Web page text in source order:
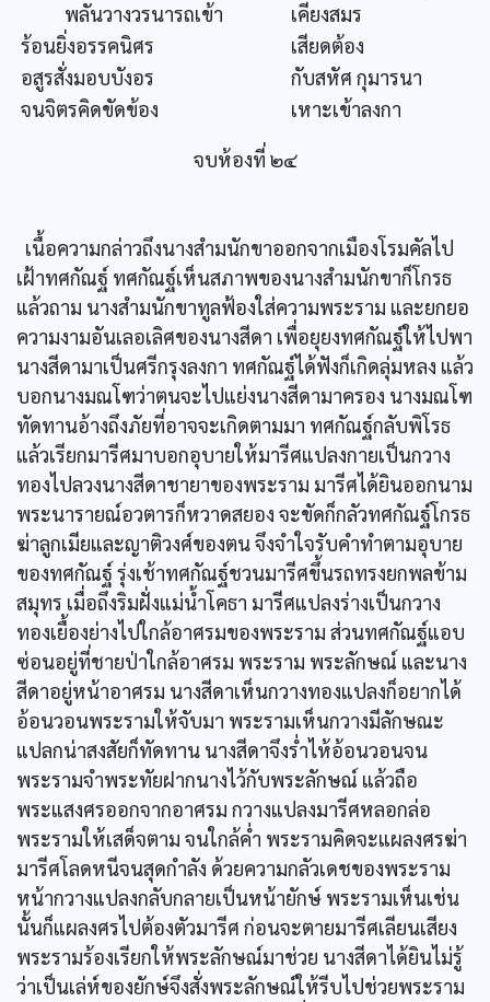
พลันวางวรนารถเข้า
เคียงสมร
ร้อนยิ่งอรรคนิศร
เสียดต้อง
อสูรสั่งมอบบังอร
กับสหัศ กุมารนา
จนจิตรคิดขัดข้อง
เหาะเข้าลงกา
จบห้องที่ ๒๔
เนื้อความกล่าวถึงนางสำมนักขาออกจากเมืองโรมคัลไป
เฝ้าทศกัณฐ์ ทศกัณฐ์เห็นสภาพของนางสำมนักขาก็โกรธ
แล้วถาม นางสำมนักขาทูลฟ้องใส่ความพระราม และยกยอ
ความงามอันเลอเลิศของนางสีดา เพื่อยุยงทศกัณฐ์ให้ไปพา
นางสีดามาเป็นศรีกรุงลงกา ทศกัณฐ์ได้ฟังก็เกิดลุ่มหลง แล้ว
บอกนางมณโฑว่าตนจะไปแย่งนางสีดามาครอง นางมณโฑ
ทัดทานอ้างถึงภัยที่อาจจะเกิดตามมา ทศกัณฐ์กลับพิโรธ
แล้วเรียกมารีศมาบอกอุบายให้มารีศแปลงกายเป็นกวาง
ทองไปลวงนางสีดาชายาของพระราม มารีศได้ยินออกนาม
พระนารายณ์อวตารก็หวาดสยอง จะขัดก็กลัวทศกัณฐ์โกรธ
ฆ่าลูกเมียและญาติวงศ์ของตน จึงจำใจรับคำทำตามอุบาย
ของทศกัณฐ์ รุ่งเช้าทศกัณฐ์ชวนมารีศขึ้นรถทรงยกพลข้าม
สมุทร เมื่อถึงริมฝั่งแม่น้ำโคธา มารีศแปลงร่างเป็นกวาง
ทองเยื้องย่างไปใกล้อาศรมของพระราม ส่วนทศกัณฐ์แอบ
ซ่อนอยู่ที่ชายป่าใกล้อาศรม พระราม พระลักษณ์ และนาง
สีดาอยู่หน้าอาศรม นางสีดาเห็นกวางทองแปลงก็อยากได้
อ้อนวอนพระรามให้จับมา พระรามเห็นกวางมีลักษณะ
แปลกน่าสงสัยก็ทัดทาน นางสีดาจึงร่ำไห้อ้อนวอนจน
พระรามจำพระทัยฝากนางไว้กับพระลักษณ์ แล้วถือ
พระแสงศรออกจากอาศรม กวางแปลงมารีศหลอกล่อ
พระรามให้เสด็จตาม จนใกล้ค่ำ พระรามคิดจะแผลงศรฆ่า
มารีศโลดหนีจนสุดกำลัง ด้วยความกลัวเดชของพระราม
หน้ากวางแปลงกลับกลายเป็นหน้ายักษ์ พระรามเห็นเช่น
นั้นก็แผลงศรไปต้องตัวมารีศ ก่อนจะตายมารีศเลียนเสียง
พระรามร้องเรียกให้พระลักษณ์มาช่วย นางสีดาได้ยินไม่รู้
ว่าเป็นเล่ห์ของยักษ์จึงสั่งพระลักษณ์ให้รีบไปช่วยพระราม